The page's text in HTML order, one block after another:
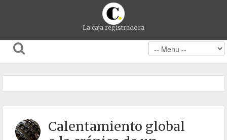
La caja registradora
Calentamiento global